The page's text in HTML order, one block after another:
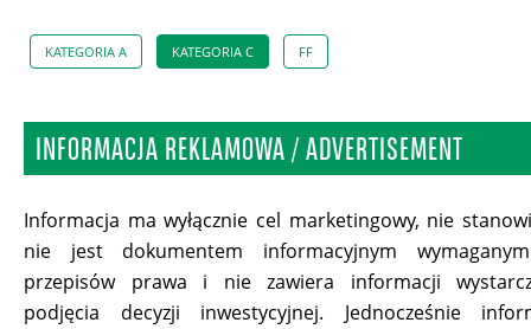
KATEGORIA A KATEGORIA C FF
INFORMACJA REKLAMOWA / ADVERTISEMENT
Informacja ma wyłącznie cel marketingowy, nie
nie jest dokumentem informacyjnym
przepisów prawa i nie zawiera informacji
podjęcia decyzji inwestycyjnej. Jednocześnie